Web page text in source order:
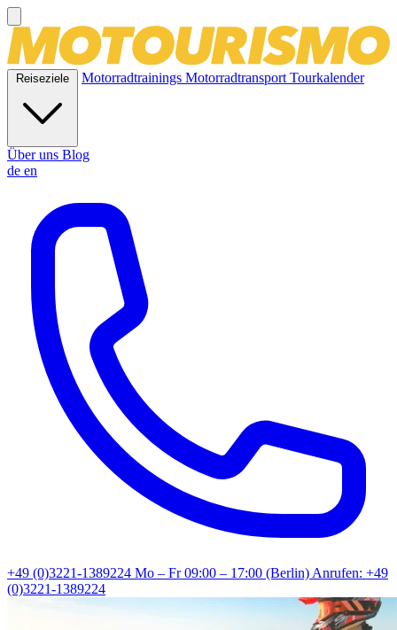
Reiseziele Motorradtrainings MotorradtransportTourkalender
Über uns Blog
de en
+49 (0)3221-1389224 Mo – Fr 09:00 – 17:00 (Berlin)Anrufen: +49
(0)3221-1389224